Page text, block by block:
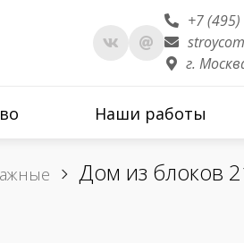
+7
г.
Наши работы
Дом из блоков